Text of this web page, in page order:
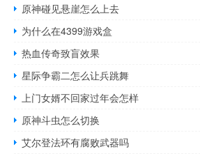
原神碰见悬崖怎么上去
为什么在4399游戏盒
热血传奇致盲效果
星际争霸二怎么让兵跳舞
上门女婿不回家过年会怎样
原神斗虫怎么切换
艾尔登法环有腐败武器吗